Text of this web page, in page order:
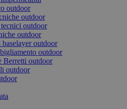
outdoor
outdoor
outdoor
outdoor
baselayer outdoor
outdoor
Berretti outdoor
outdoor